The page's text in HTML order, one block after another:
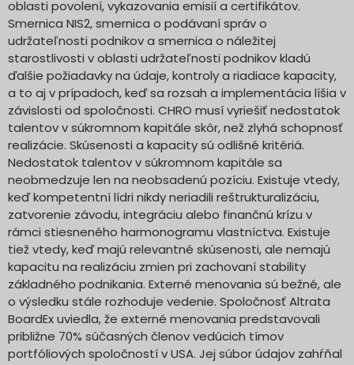
oblasti povolení, vykazovania emisií a certifikátov.
Smernica NIS2, smernica o podávaní správ o
udržateľnosti podnikov a smernica o náležitej
starostlivosti v oblasti udržateľnosti podnikov kladú
ďalšie požiadavky na údaje, kontroly a riadiace kapacity,
a to aj v prípadoch, keď sa rozsah a implementácia líšia v
závislosti od spoločnosti. CHRO musí vyriešiť nedostatok
talentov v súkromnom kapitále skôr, než zlyhá schopnosť
realizácie. Skúsenosti a kapacity sú odlišné kritériá.
Nedostatok talentov v súkromnom kapitále sa
neobmedzuje len na neobsadenú pozíciu. Existuje vtedy,
keď kompetentní lídri nikdy neriadili reštrukturalizáciu,
zatvorenie závodu, integráciu alebo finančnú krízu v
rámci stiesneného harmonogramu vlastníctva. Existuje
tiež vtedy, keď majú relevantné skúsenosti, ale nemajú
kapacitu na realizáciu zmien pri zachovaní stability
základného podnikania. Externé menovania sú bežné, ale
o výsledku stále rozhoduje vedenie. Spoločnosť Altrata
BoardEx uviedla, že externé menovania predstavovali
približne 70% súčasných členov vedúcich tímov
portfóliových spoločností v USA. Jej súbor údajov zahŕňal